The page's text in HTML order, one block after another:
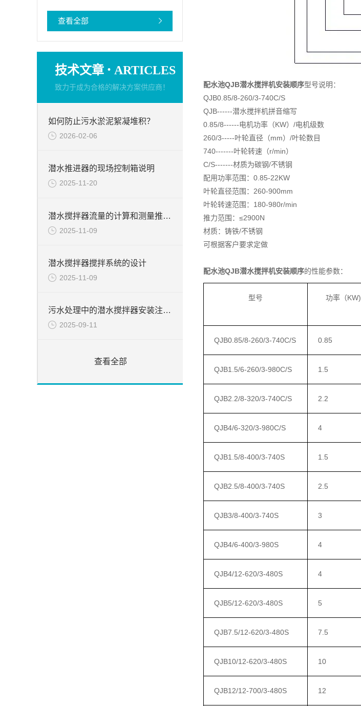
查看全部
技术文章 · ARTICLES
致力于成为合格的解决方案供应商！
如何防止污水淤泥絮凝堆积？
2026-02-06
潜水推进器的现场控制箱说明
2025-11-20
潜水搅拌器流量的计算和测量推力的试验台介绍
2025-11-09
潜水搅拌器搅拌系统的设计
2025-11-09
污水处理中的潜水搅拌器安装注意事项
2025-09-11
查看全部
配水池QJB潜水搅拌机安装顺序型号说明：
QJB0.85/8-260/3-740C/S
QJB------潜水搅拌机拼音缩写
0.85/8------电机功率（KW）/电机级数
260/3-----叶轮直径（mm）/叶轮数目
740-------叶轮转速（r/min）
C/S-------材质为碳钢/不锈钢
配用功率范围：0.85-22KW
叶轮直径范围：260-900mm
叶轮转速范围：180-980r/min
推力范围：≤2900N
材质：铸铁/不锈钢
可根据客户要求定做
配水池QJB潜水搅拌机安装顺序的性能参数：
型号 功率（KW)
QJB0.85/8-260/3-740C/S 0.85
QJB1.5/6-260/3-980C/S 1.5
QJB2.2/8-320/3-740C/S 2.2
QJB4/6-320/3-980C/S 4
QJB1.5/8-400/3-740S 1.5
QJB2.5/8-400/3-740S 2.5
QJB3/8-400/3-740S 3
QJB4/6-400/3-980S 4
QJB4/12-620/3-480S 4
QJB5/12-620/3-480S 5
QJB7.5/12-620/3-480S 7.5
QJB10/12-620/3-480S 10
QJB12/12-700/3-480S 12